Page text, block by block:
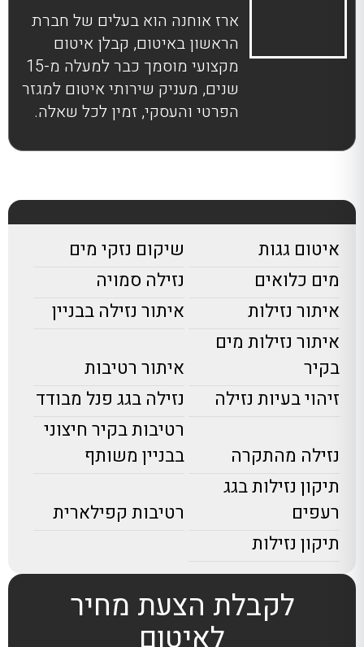
ארז אוחנה הוא בעלים של חברת
הראשון באיטום, קבלן איטום
מקצועי מוסמך כבר למעלה מ-15
שנים, מעניק שירותי איטום למגזר
הפרטי והעסקי, זמין לכל שאלה.
איטום גגות
שיקום נזקי מים
מים כלואים
נזילה סמויה
איתור נזילות
איתור נזילה בבניין
איתור נזילות מים
בקיר
איתור רטיבות
זיהוי בעיות נזילה
נזילה בגג פנל מבודד
נזילה מהתקרה
רטיבות בקיר חיצוני
בבניין משותף
תיקון נזילות בגג
רעפים
רטיבות קפילארית
תיקון נזילות
לקבלת הצעת מחיר